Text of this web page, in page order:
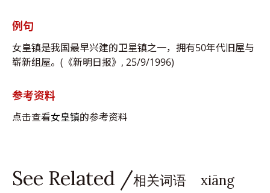
例句
女皇镇是我国最早兴建的卫星镇之一，拥有50年代旧屋与
崭新组屋。(《新明日报》, 25/9/1996)
参考资料
点击查看女皇镇的参考资料
See Related /相关词语 xiāng